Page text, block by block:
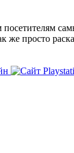
же просто